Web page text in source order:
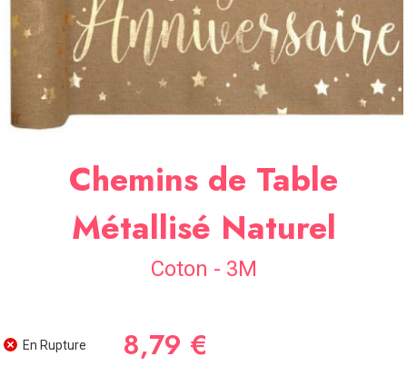
OCCASIONS
SPÉCIALES
DÉCO
TABLE
ET
CONTACTChemins de Table
Métallisé Naturel
Coton - 3M
En Rupture 8,79 €